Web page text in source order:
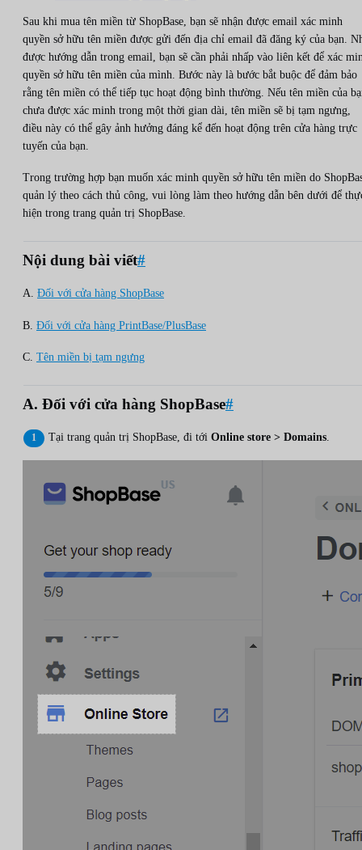
Sau khi mua tên miền từ ShopBase, bạn sẽ nhận được email xác minh
quyền sở hữu tên miền được gửi đến địa chỉ email đã đăng ký của bạn.
được hướng dẫn trong email, bạn sẽ cần phải nhấp vào liên kết để xác
quyền sở hữu tên miền của mình. Bước này là bước bắt buộc để đảm bảo
rằng tên miền có thể tiếp tục hoạt động bình thường. Nếu tên miền của
chưa được xác minh trong một thời gian dài, tên miền sẽ bị tạm ngưng,
điều này có thể gây ảnh hưởng đáng kể đến hoạt động trên cửa hàng trực
tuyến của bạn.
Trong trường hợp bạn muốn xác minh quyền sở hữu tên miền do
quản lý theo cách thủ công, vui lòng làm theo hướng dẫn bên dưới để
hiện trong trang quản trị ShopBase.
Nội dung bài viết#
A. Đối với cửa hàng ShopBase
B. Đối với cửa hàng PrintBase/PlusBase
C. Tên miền bị tạm ngưng
A. Đối với cửa hàng ShopBase#
Tại trang quản trị ShopBase, đi tới Online store > Domains